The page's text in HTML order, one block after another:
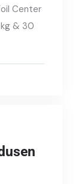
Center
kg & 30